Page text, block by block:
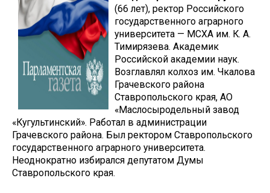
(66 лет), ректор Российского
государственного аграрного
университета — МСХА им. К. А.
Тимирязева. Академик
Российской академии наук.
Возглавлял колхоз им. Чкалова
Грачевского района
Ставропольского края, АО
«Маслосыродельный завод
«Кугультинский». Работал в администрации
Грачевского района. Был ректором Ставропольского
государственного аграрного университета.
Неоднократно избирался депутатом Думы
Ставропольского края.